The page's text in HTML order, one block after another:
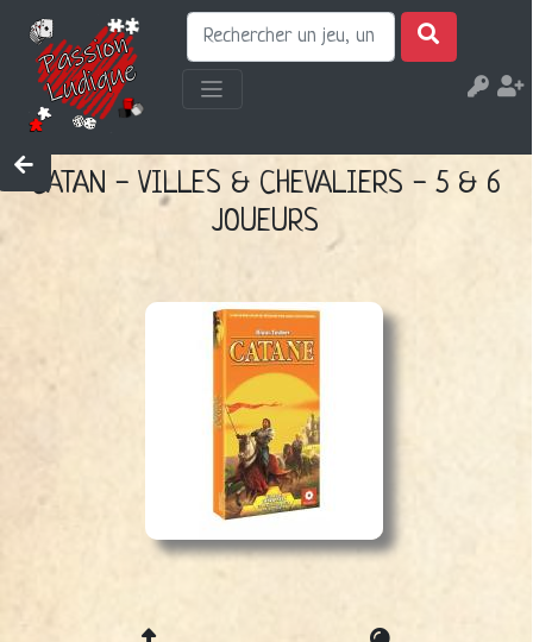
CATAN - VILLES & CHEVALIERS - 5 & 6
JOUEURS